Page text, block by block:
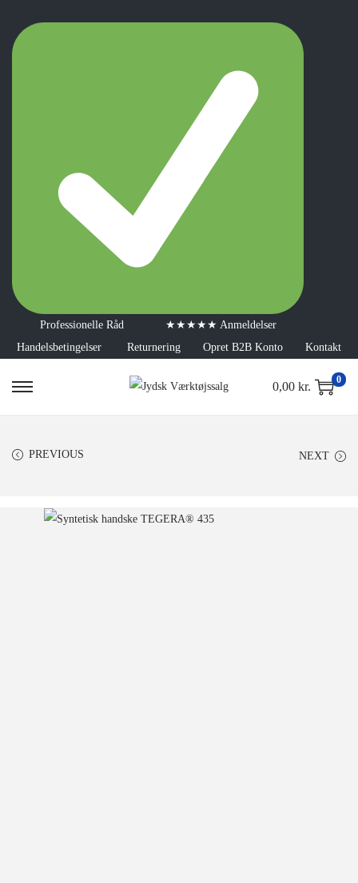
Professionelle Råd
★★★★★ Anmeldelser
Handelsbetingelser
Returnering Opret B2B Konto Kontakt
0,00 kr. 0
PREVIOUS NEXT